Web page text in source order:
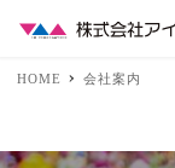
HOME 会社案内